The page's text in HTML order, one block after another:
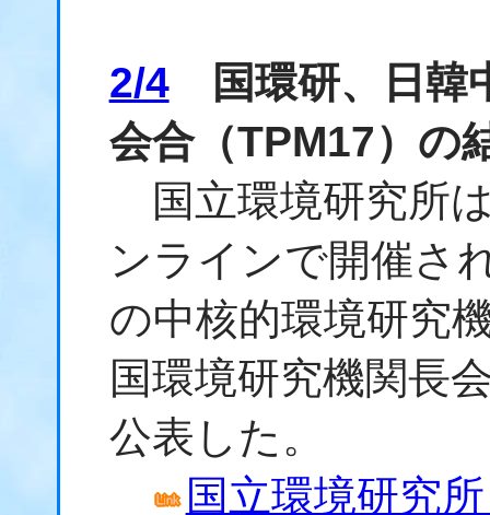
2/4国環研、日韓
会合（TPM17）の
国立環境研究所
ンラインで開催さ
の中核的環境研究
国環境研究機関長
公表した。
国立環境研究